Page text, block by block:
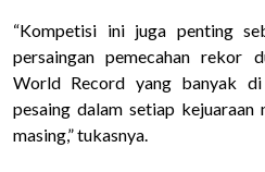
“Kompetisi ini juga penting
persaingan pemecahan rekor
World Record yang banyak
pesaing dalam setiap kejuaraan
masing,” tukasnya.